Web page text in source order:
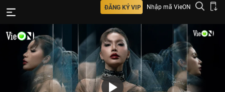
ĐĂNG KÝ VIP Nhập mã VieON